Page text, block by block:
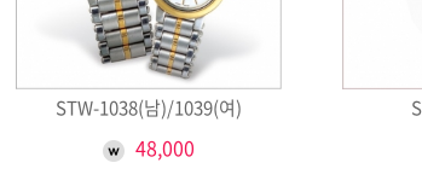
STW-1038(남)/1039(여)
48,000